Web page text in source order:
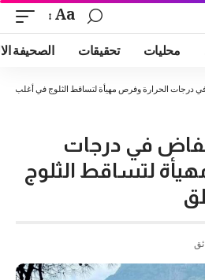
Aa
محليات تحقيقات الصحيفة
درجات الحرارة وفرص مهيأة لتساقط الثلوج في أغلب
في درجات
لتساقط الثلوج